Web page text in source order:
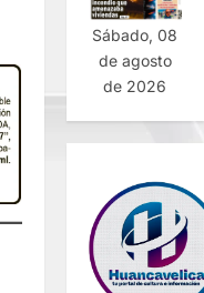
Sábado, 08
de agosto
de 2026